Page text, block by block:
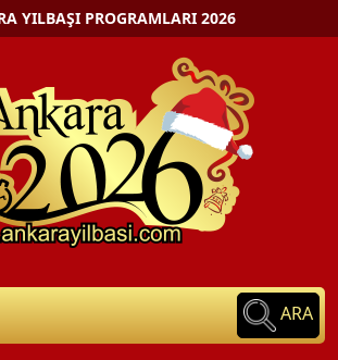
YILBAŞI PROGRAMLARI 2026
ARA